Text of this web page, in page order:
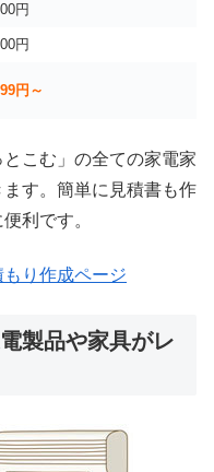
円
円
円～
こむ」の全ての家電家
す。簡単に見積書も作
利です。
もり作成ページ
製品や家具がレ